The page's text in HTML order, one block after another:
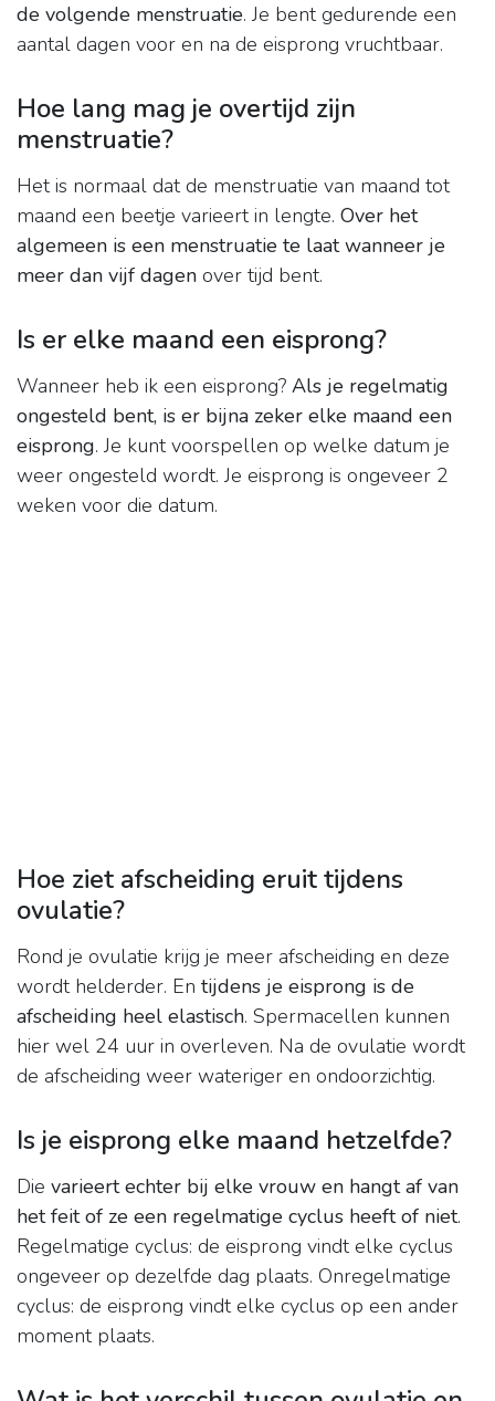
de volgende menstruatie. Je bent gedurende een
aantal dagen voor en na de eisprong vruchtbaar.
Hoe lang mag je overtijd zijn
menstruatie?
Het is normaal dat de menstruatie van maand tot
maand een beetje varieert in lengte. Over het
algemeen is een menstruatie te laat wanneer je
meer dan vijf dagen over tijd bent.
Is er elke maand een eisprong?
Wanneer heb ik een eisprong? Als je regelmatig
ongesteld bent, is er bijna zeker elke maand een
eisprong. Je kunt voorspellen op welke datum je
weer ongesteld wordt. Je eisprong is ongeveer 2
weken voor die datum.
Hoe ziet afscheiding eruit tijdens
ovulatie?
Rond je ovulatie krijg je meer afscheiding en deze
wordt helderder. En tijdens je eisprong is de
afscheiding heel elastisch. Spermacellen kunnen
hier wel 24 uur in overleven. Na de ovulatie wordt
de afscheiding weer wateriger en ondoorzichtig.
Is je eisprong elke maand hetzelfde?
Die varieert echter bij elke vrouw en hangt af van
het feit of ze een regelmatige cyclus heeft of niet.
Regelmatige cyclus: de eisprong vindt elke cyclus
ongeveer op dezelfde dag plaats. Onregelmatige
cyclus: de eisprong vindt elke cyclus op een ander
moment plaats.